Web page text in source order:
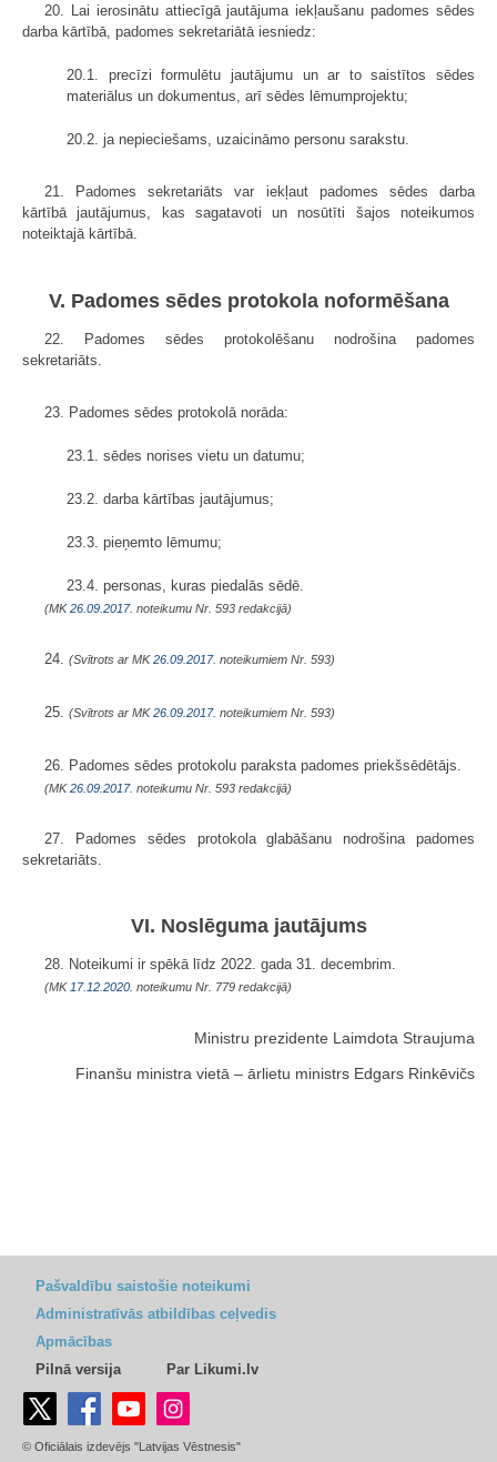
20. Lai ierosinātu attiecīgā jautājuma iekļaušanu padomes sēdes
darba kārtībā, padomes sekretariātā iesniedz:
20.1. precīzi formulētu jautājumu un ar to saistītos sēdes
materiālus un dokumentus, arī sēdes lēmumprojektu;
20.2. ja nepieciešams, uzaicināmo personu sarakstu.
21. Padomes sekretariāts var iekļaut padomes sēdes darba
kārtībā jautājumus, kas sagatavoti un nosūtīti šajos noteikumos
noteiktajā kārtībā.
V. Padomes sēdes protokola noformēšana
22. Padomes sēdes protokolēšanu nodrošina padomes
sekretariāts.
23. Padomes sēdes protokolā norāda:
23.1. sēdes norises vietu un datumu;
23.2. darba kārtības jautājumus;
23.3. pieņemto lēmumu;
23.4. personas, kuras piedalās sēdē.
(MK26.09.2017. noteikumu Nr. 593 redakcijā)
24. (Svītrots ar MK26.09.2017. noteikumiem Nr. 593)
25. (Svītrots ar MK26.09.2017. noteikumiem Nr. 593)
26. Padomes sēdes protokolu paraksta padomes priekšsēdētājs.
(MK26.09.2017. noteikumu Nr. 593 redakcijā)
27. Padomes sēdes protokola glabāšanu nodrošina padomes
sekretariāts.
VI. Noslēguma jautājums
28. Noteikumi ir spēkā līdz 2022. gada 31. decembrim.
(MK 17.12.2020. noteikumu Nr. 779 redakcijā)
Ministru prezidente Laimdota Straujuma
Finanšu ministra vietā – ārlietu ministrs Edgars Rinkēvičs
Pašvaldību saistošie noteikumi
Administratīvās atbildības ceļvedis
Apmācības
Pilnā versija
Par Likumi.lv
© Oficiālais izdevējs "Latvijas Vēstnesis"